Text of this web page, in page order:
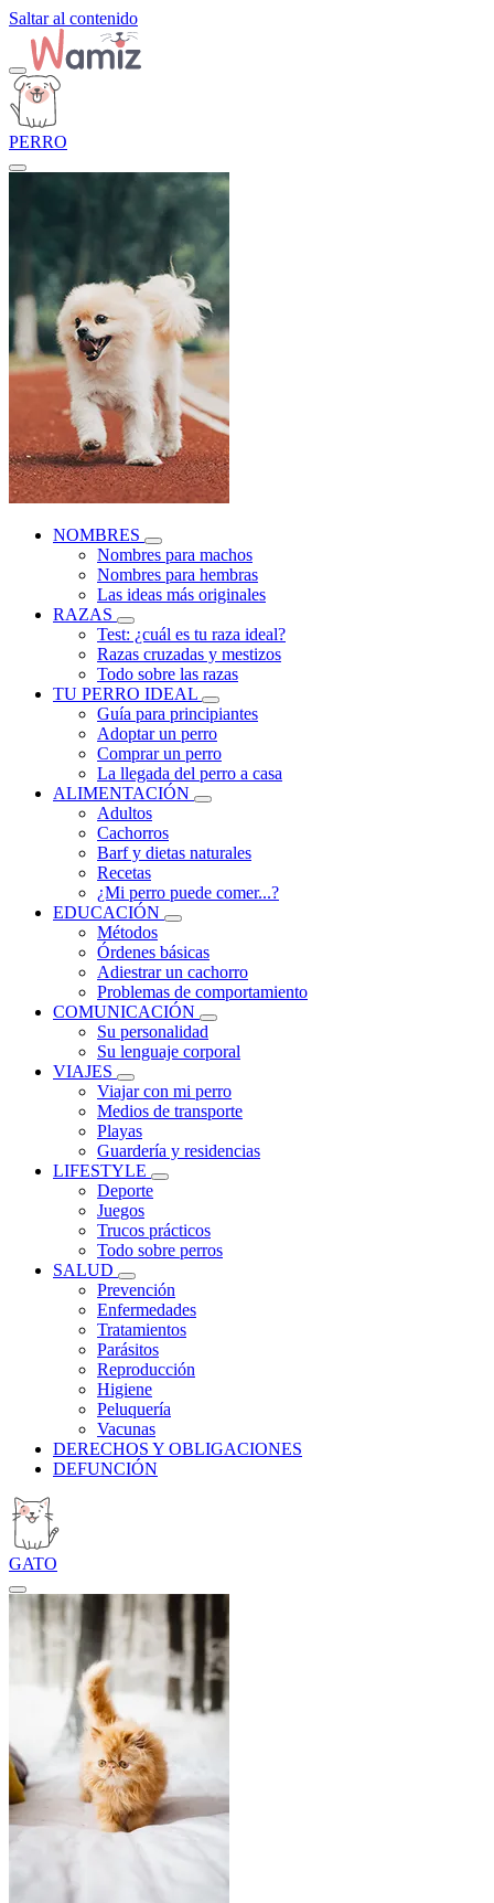
Saltar al contenido
PERRO
NOMBRES
Nombres para machos
Nombres para hembras
Las ideas más originales
RAZAS
Test: ¿cuál es tu raza ideal?
Razas cruzadas y mestizos
Todo sobre las razas
TU PERRO IDEAL
Guía para principiantes
Adoptar un perro
Comprar un perro
La llegada del perro a casa
ALIMENTACIÓN
Adultos
Cachorros
Barf y dietas naturales
Recetas
¿Mi perro puede comer...?
EDUCACIÓN
Métodos
Órdenes básicas
Adiestrar un cachorro
Problemas de comportamiento
COMUNICACIÓN
Su personalidad
Su lenguaje corporal
VIAJES
Viajar con mi perro
Medios de transporte
Playas
Guardería y residencias
LIFESTYLE
Deporte
Juegos
Trucos prácticos
Todo sobre perros
SALUD
Prevención
Enfermedades
Tratamientos
Parásitos
Reproducción
Higiene
Peluquería
Vacunas
DERECHOS Y OBLIGACIONES
DEFUNCIÓN
GATO